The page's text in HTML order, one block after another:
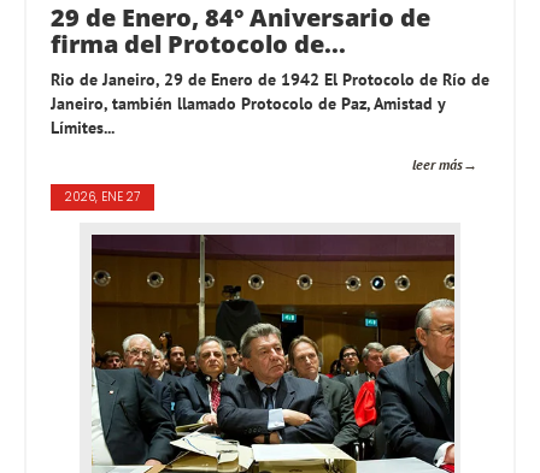
29 de Enero, 84° Aniversario de
firma del Protocolo de...
Rio de Janeiro, 29 de Enero de 1942 El Protocolo de Río de
Janeiro, también llamado Protocolo de Paz, Amistad y
Límites...
leer más
2026, ENE 27